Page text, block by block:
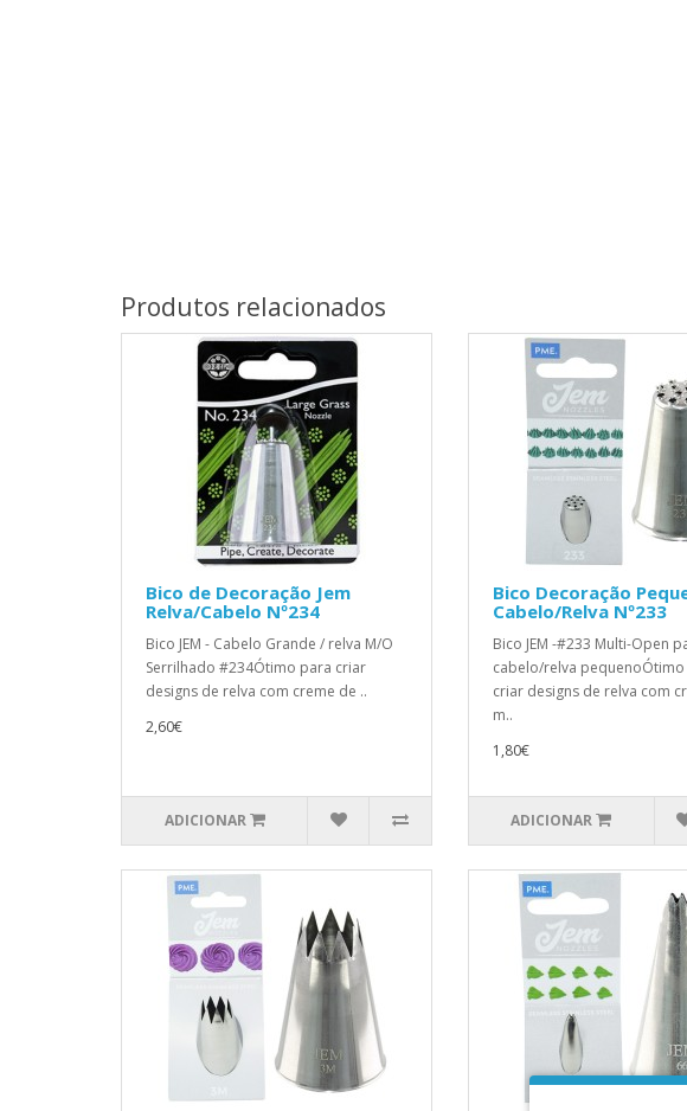
Produtos relacionados
Bico de Decoração Jem
Relva/Cabelo Nº234
Bico JEM - Cabelo Grande / relva M/O
Serrilhado #234Ótimo para criar
designs de relva com creme de ..
2,60€
ADICIONAR
Bico Decoração
Cabelo/Relva Nº233
Bico JEM -#233 Multi-Open
cabelo/relva
criar designs de relva com
m..
1,80€
ADICIONAR